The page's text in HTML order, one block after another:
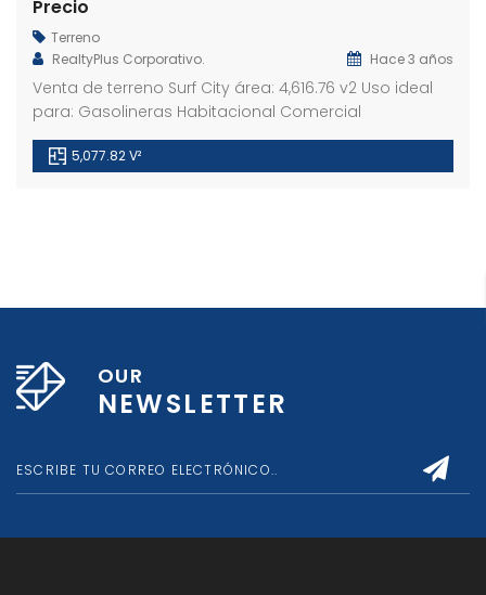
Precio
Terreno
RealtyPlus Corporativo.
Hace 3 años
Venta de terreno Surf City área: 4,616.76 v2 Uso ideal
para: Gasolineras Habitacional Comercial
5,077.82 V²
OUR
NEWSLETTER